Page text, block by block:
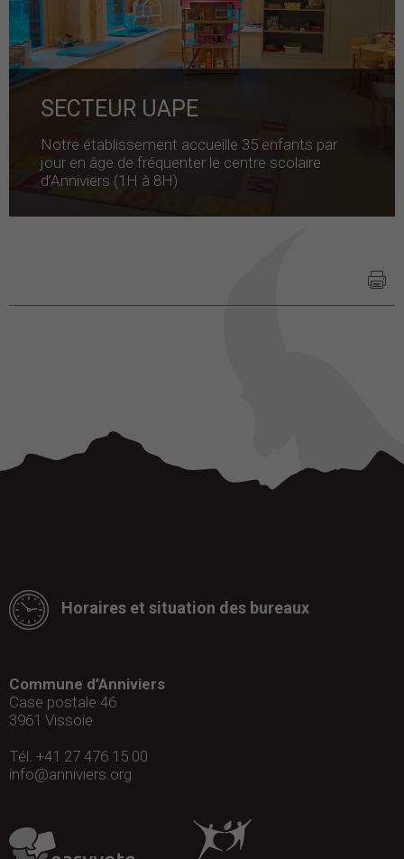
SECTEUR UAPE
Notre établissement accueille 35 enfants par
jour en âge de fréquenter le centre scolaire
d’Anniviers (1H à 8H)
Horaires et situation des bureaux
Commune d’Anniviers
Case postale 46
3961 Vissoie
Tél. +41 27 476 15 00
info@anniviers.org